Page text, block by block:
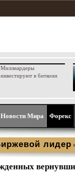
Миллиардеры
инвестируют в биткоин
Новости Мира Форекс
лидер